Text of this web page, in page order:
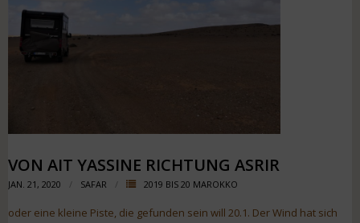
Widmung
Kontakt
VON AIT YASSINE RICHTUNG ASRIR
JAN. 21, 2020 SAFAR 2019 BIS 20 MAROKKO
oder eine kleine Piste, die gefunden sein will 20.1. Der Wind hat sich